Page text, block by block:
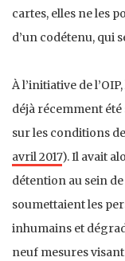
cartes, elles ne les
d’un codétenu, qui
À l’initiative de
déjà récemment
sur les conditions
avril 2017). Il avait
détention au sein
soumettaient les
inhumains et
neuf mesures